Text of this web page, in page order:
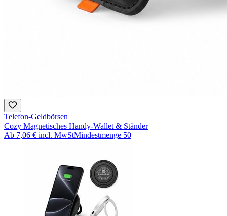
Telefon-Geldbörsen
Cozy Magnetisches Handy-Wallet & Ständer
Ab 7,06 € incl. MwStMindestmenge 50